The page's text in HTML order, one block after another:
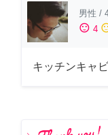
男性 /
sentiment_satisfied 4
キッチンキャ